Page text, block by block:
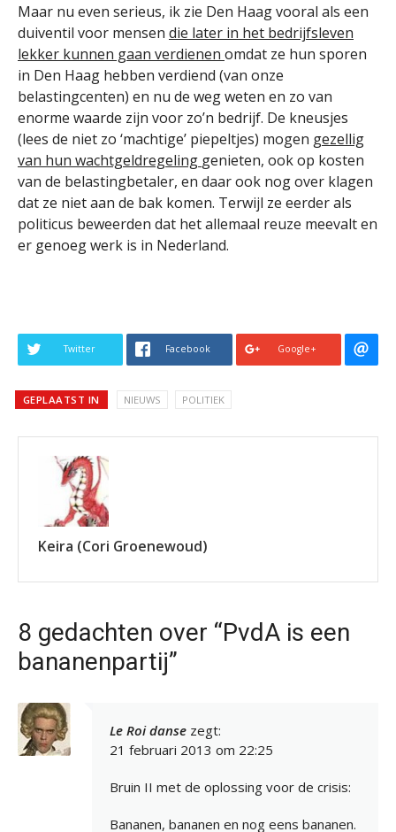
Maar nu even serieus, ik zie Den Haag vooral als een
duiventil voor mensen die later in het bedrijfsleven
lekker kunnen gaan verdienen omdat ze hun sporen
in Den Haag hebben verdiend (van onze
belastingcenten) en nu de weg weten en zo van
enorme waarde zijn voor zo’n bedrijf. De kneusjes
(lees de niet zo ‘machtige’ piepeltjes) mogen gezellig
van hun wachtgeldregeling genieten, ook op kosten
van de belastingbetaler, en daar ook nog over klagen
dat ze niet aan de bak komen. Terwijl ze eerder als
politicus beweerden dat het allemaal reuze meevalt en
er genoeg werk is in Nederland.
Twitter Facebook Google+
GEPLAATST IN NIEUWS POLITIEK
Keira (Cori Groenewoud)
8 gedachten over “PvdA is een
bananenpartij”
Le Roi danse zegt:
21 februari 2013 om 22:25
Bruin II met de oplossing voor de crisis:
Bananen, bananen en nog eens bananen.